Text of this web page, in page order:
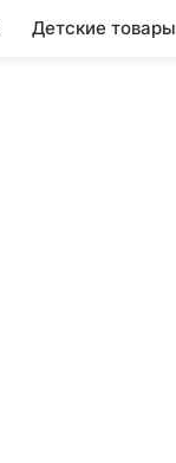
Детские товары